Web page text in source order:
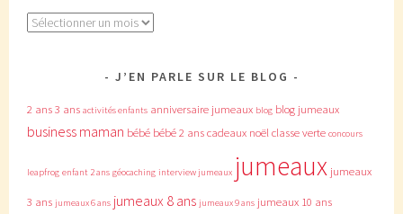
Archives
J’EN PARLE SUR LE BLOG
2 ans3 ans activités enfants anniversaire jumeaux blog blog jumeaux
business maman bébé bébé 2 anscadeaux noëlclasse verte concours
leapfrog enfant 2 ans géocaching interview jumeaux jumeaux jumeaux
3 ans jumeaux 6 ans jumeaux 8 ans jumeaux 9 ans jumeaux 10 ans